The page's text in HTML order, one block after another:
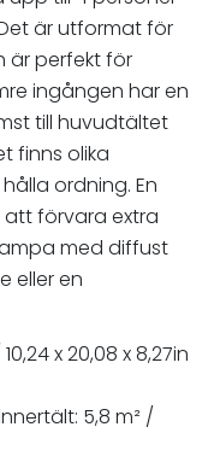
är utformat för
är perfekt för
ingången har en
till huvudtältet
finns olika
ordning. En
förvara extra
med diffust
eller en
x 20,08 x 8,27in
5,8 m² /